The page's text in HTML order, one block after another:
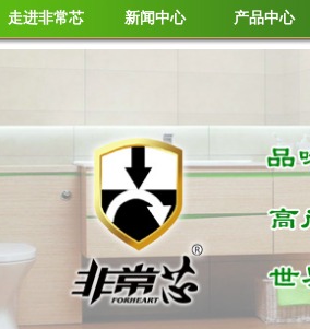
走进非常芯 新闻中心 产品中心